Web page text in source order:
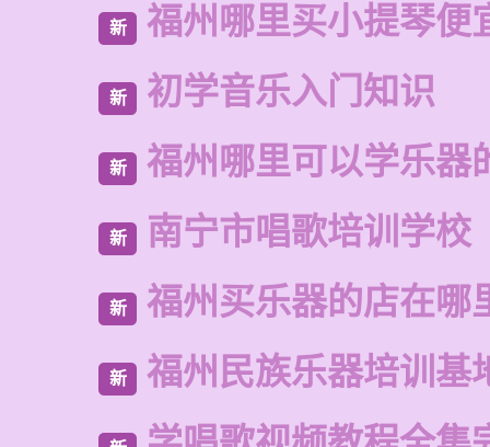
新 福州哪里买小提琴便
新 初学音乐入门知识
新 福州哪里可以学乐器
新 南宁市唱歌培训学校
新 福州买乐器的店在哪
新 福州民族乐器培训基